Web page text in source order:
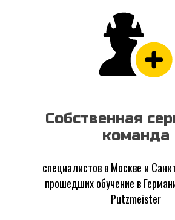
Собственная
команда
специалистов в Москве и
прошедших обучение в
Putzmeister